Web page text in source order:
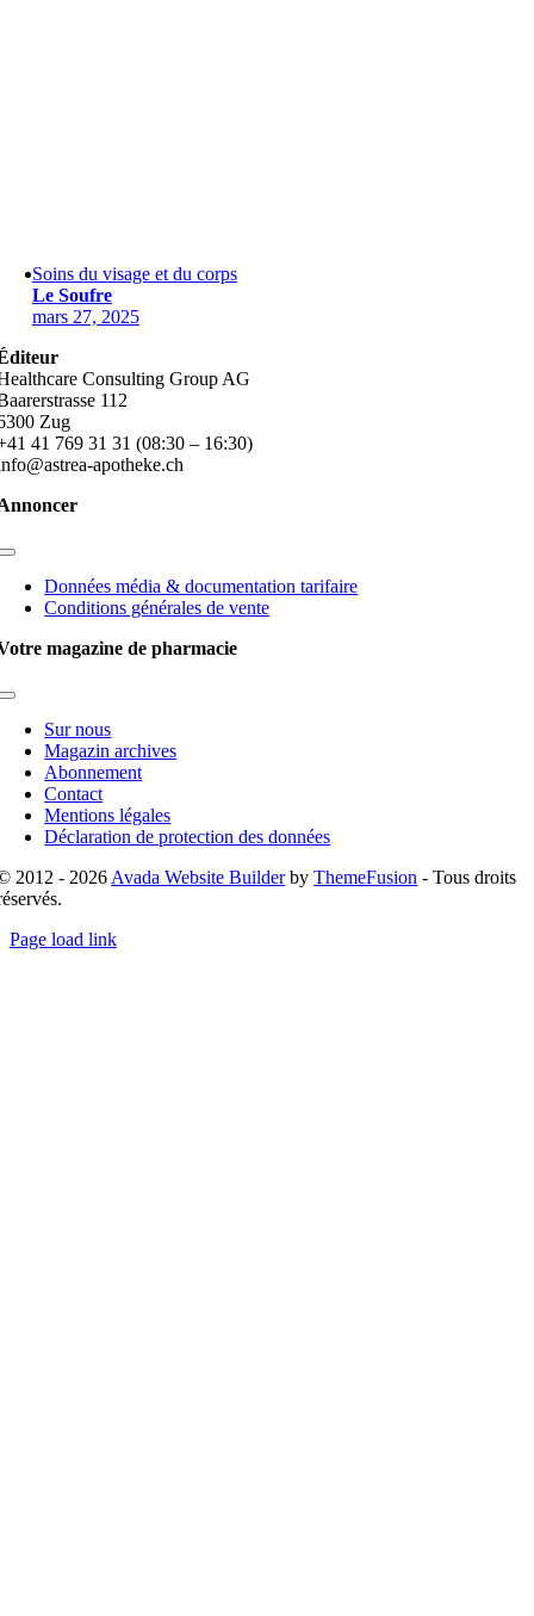
Soins du visage et du corps
Le Soufre
mars 27, 2025
Consulting Group AG
112
Zug
41 769 31 31 (08:30 – 16:30)
apotheke.ch
Toggle
NavigationDonnées média & documentation tarifaire
Conditions générales de vente
magazine de pharmacie
Toggle
NavigationSur nous
Magazin archives
Abonnement
Contact
Mentions légales
Déclaration de protection des données
2012 - 2026 Avada Website BuilderbyThemeFusion - Tous droits
Page load link